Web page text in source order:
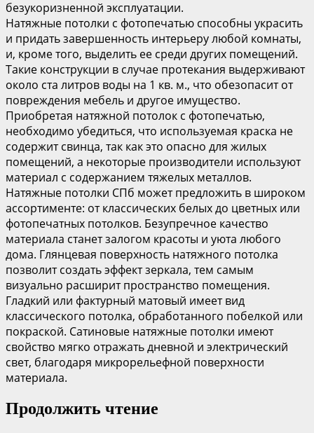
безукоризненной эксплуатации.
Натяжные потолки с фотопечатью способны украсить
и придать завершенность интерьеру любой комнаты,
и, кроме того, выделить ее среди других помещений.
Такие конструкции в случае протекания выдерживают
около ста литров воды на 1 кв. м., что обезопасит от
повреждения мебель и другое имущество.
Приобретая натяжной потолок с фотопечатью,
необходимо убедиться, что используемая краска не
содержит свинца, так как это опасно для жилых
помещений, а некоторые производители используют
материал с содержанием тяжелых металлов.
Натяжные потолки СПб может предложить в широком
ассортименте: от классических белых до цветных или
фотопечатных потолков. Безупречное качество
материала станет залогом красоты и уюта любого
дома. Глянцевая поверхность натяжного потолка
позволит создать эффект зеркала, тем самым
визуально расширит пространство помещения.
Гладкий или фактурный матовый имеет вид
классического потолка, обработанного побелкой или
покраской. Сатиновые натяжные потолки имеют
свойство мягко отражать дневной и электрический
свет, благодаря микрорельефной поверхности
материала.
Продолжить чтение